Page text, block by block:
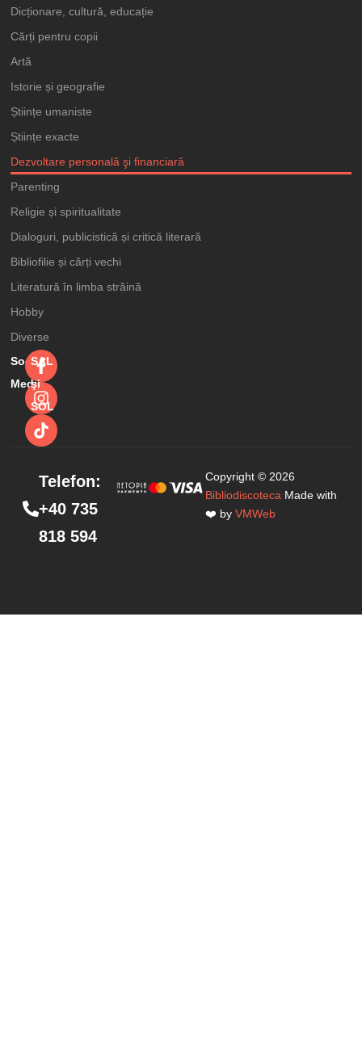
Dicționare, cultură, educație
Cărți pentru copii
Artă
Istorie și geografie
Științe umaniste
Științe exacte
Dezvoltare personală şi financiară
Parenting
Religie și spiritualitate
Dialoguri, publicistică și critică literară
Bibliofilie și cărți vechi
Literatură în limba străină
Hobby
Diverse
Social
Media
SAL
şi
SOL
Copyright © 2026
Bibliodiscoteca Made with
❤️ byVMWeb
Telefon:
+40 735
818 594